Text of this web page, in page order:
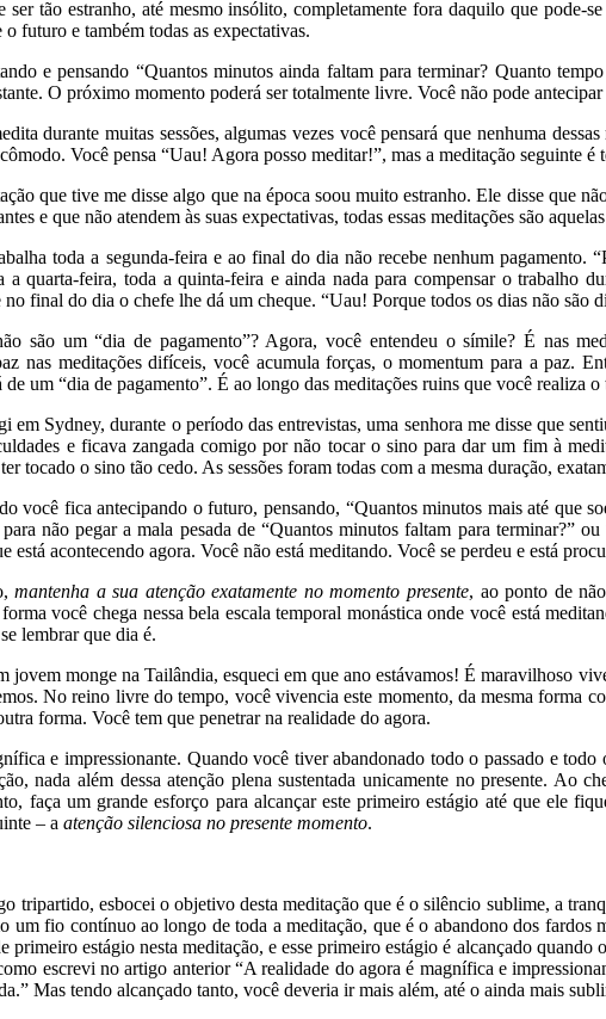
tão estranho, até mesmo insólito, completamente fora daquilo que pode-
o futuro e também todas as expectativas.
e pensando “Quantos minutos ainda faltam para terminar? Quanto
O próximo momento poderá ser totalmente livre. Você não pode
durante muitas sessões, algumas vezes você pensará que nenhuma
Você pensa “Uau! Agora posso meditar!”, mas a meditação seguinte
que tive me disse algo que na época soou muito estranho. Ele disse que
e que não atendem às suas expectativas, todas essas meditações são
toda a segunda-feira e ao final do dia não recebe nenhum pagamento.
quarta-feira, toda a quinta-feira e ainda nada para compensar o trabalho
no final do dia o chefe lhe dá um cheque. “Uau! Porque todos os dias não são
são um “dia de pagamento”? Agora, você entendeu o símile? É nas
nas meditações difíceis, você acumula forças, o momentum para a paz.
de um “dia de pagamento”. É ao longo das meditações ruins que você realiza o
em Sydney, durante o período das entrevistas, uma senhora me disse que
e ficava zangada comigo por não tocar o sino para dar um fim à
tocado o sino tão cedo. As sessões foram todas com a mesma duração,
você fica antecipando o futuro, pensando, “Quantos minutos mais até que
não pegar a mala pesada de “Quantos minutos faltam para terminar?”
está acontecendo agora. Você não está meditando. Você se perdeu e está
mantenha a sua atenção exatamente no momento presente, ao ponto de
você chega nessa bela escala temporal monástica onde você está
lembrar que dia é.
jovem monge na Tailândia, esqueci em que ano estávamos! É maravilhoso
No reino livre do tempo, você vivencia este momento, da mesma forma
forma. Você tem que penetrar na realidade do agora.
e impressionante. Quando você tiver abandonado todo o passado e
nada além dessa atenção plena sustentada unicamente no presente.
faça um grande esforço para alcançar este primeiro estágio até que ele
– a atenção silenciosa no presente momento.
tripartido, esbocei o objetivo desta meditação que é o silêncio sublime, a
um fio contínuo ao longo de toda a meditação, que é o abandono dos
primeiro estágio nesta meditação, e esse primeiro estágio é alcançado
escrevi no artigo anterior “A realidade do agora é magnífica e
Mas tendo alcançado tanto, você deveria ir mais além, até o ainda mais